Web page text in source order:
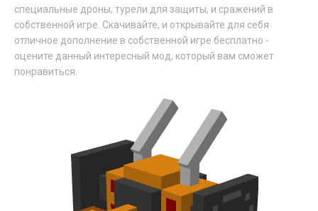
специальные дроны, турели для защиты, и сражений в
собственной игре. Скачивайте, и открывайте для себя
отличное дополнение в собственной игре бесплатно -
оцените данный интересный мод, который вам сможет
понравиться.